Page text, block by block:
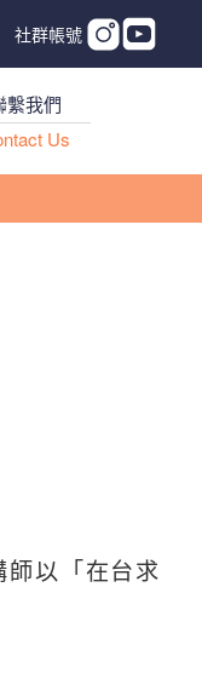
社群帳號
繫我們
Us
以「在台求